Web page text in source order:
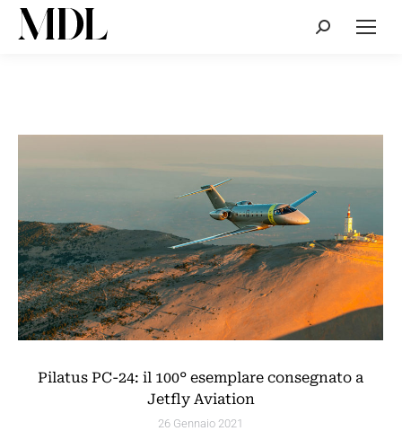
Cerca:
Pilatus PC-24: il 100° esemplare consegnato a
Jetfly Aviation
26 Gennaio 2021